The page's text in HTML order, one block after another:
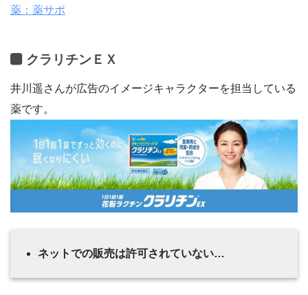
薬：薬サポ
クラリチンＥＸ
井川遥さんが広告のイメージキャラクターを担当している
薬です。
ネットでの販売は許可されていない…